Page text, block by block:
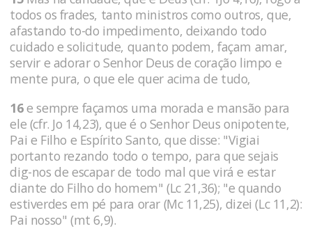
todos os frades, tanto ministros como outros, que,
afastando to-do impedimento, deixando todo
cuidado e solicitude, quanto podem, façam amar,
servir e adorar o Senhor Deus de coração limpo e
mente pura, o que ele quer acima de tudo,
16e sempre façamos uma morada e mansão para
ele (cfr. Jo 14,23), que é o Senhor Deus onipotente,
Pai e Filho e Espírito Santo, que disse: "Vigiai
portanto rezando todo o tempo, para que sejais
dig-nos de escapar de todo mal que virá e estar
diante do Filho do homem" (Lc 21,36); "e quando
estiverdes em pé para orar (Mc 11,25), dizei (Lc 11,2):
Pai nosso" (mt 6,9).